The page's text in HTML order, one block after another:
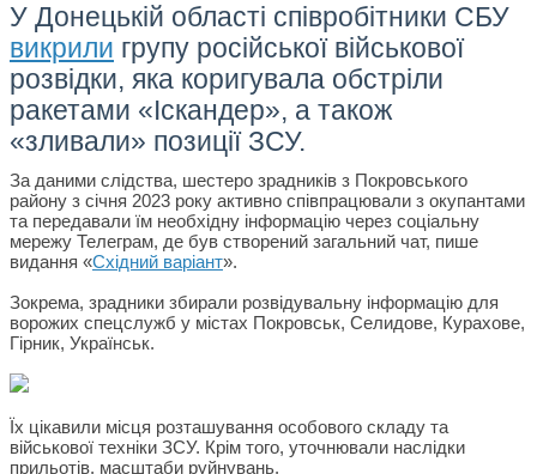
У Донецькій області співробітники СБУ
викрили групу російської військової
розвідки, яка коригувала обстріли
ракетами «Іскандер», а також
«зливали» позиції ЗСУ.
За даними слідства, шестеро зрадників з Покровського
району з січня 2023 року активно співпрацювали з окупантами
та передавали їм необхідну інформацію через соціальну
мережу Телеграм, де був створений загальний чат, пише
видання «Східний варіант».
Зокрема, зрадники збирали розвідувальну інформацію для
ворожих спецслужб у містах Покровськ, Селидове, Курахове,
Гірник, Українськ.
Їх цікавили місця розташування особового складу та
військової техніки ЗСУ. Крім того, уточнювали наслідки
прильотів, масштаби руйнувань.